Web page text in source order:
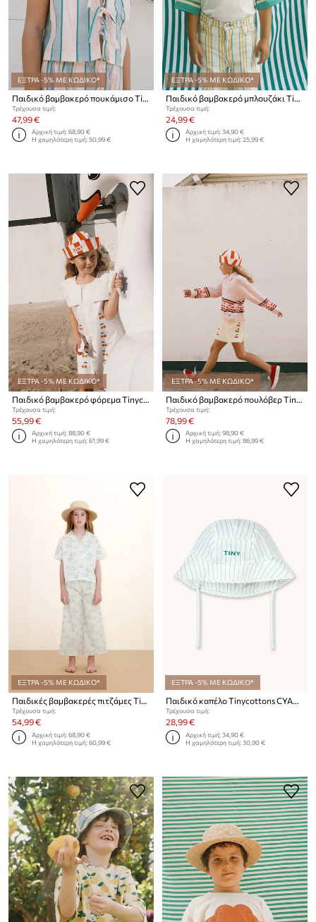
ΕΞΤΡΑ -5% ΜΕ ΚΩΔΙΚΟ*
Τρέχουσα τιμή:
47,99 €
Αρχική τιμή:68,90 €
Η χαμηλότερη τιμή:50,99 €
ΕΞΤΡΑ -5% ΜΕ ΚΩΔΙΚΟ*
Τρέχουσα τιμή:
24,99 €
Αρχική τιμή:34,90 €
Η χαμηλότερη τιμή:25,99 €
ΕΞΤΡΑ -5% ΜΕ ΚΩΔΙΚΟ*
Παιδικό βαμβακερό φόρεμα Tinycottons MINI CHERRIES TWILL DRESS
Τρέχουσα τιμή:
55,99 €
Αρχική τιμή:88,90 €
Η χαμηλότερη τιμή:61,99 €
ΕΞΤΡΑ -5% ΜΕ ΚΩΔΙΚΟ*
Παιδικό βαμβακερό πουλόβερ Tinycottons CHERRIES SWEATER
Τρέχουσα τιμή:
78,99 €
Αρχική τιμή:98,90 €
Η χαμηλότερη τιμή:86,99 €
ΕΞΤΡΑ -5% ΜΕ ΚΩΔΙΚΟ*
Παιδικές βαμβακερές πιτζάμες Tinycottons BLOSSOMS SET
Τρέχουσα τιμή:
54,99 €
Αρχική τιμή:68,90 €
Η χαμηλότερη τιμή:60,99 €
ΕΞΤΡΑ -5% ΜΕ ΚΩΔΙΚΟ*
Παιδικό καπέλο Tinycottons CYAN FINE STRIPES BUCKET HAT
Τρέχουσα τιμή:
28,99 €
Αρχική τιμή:34,90 €
Η χαμηλότερη τιμή:30,90 €